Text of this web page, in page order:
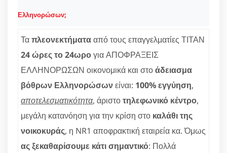
Ελληνορώσων;
Ταπλεονεκτήματααπό τους επαγγελματίες ΤΙΤΑΝ
24 ώρες το 24ωρογια ΑΠΟΦΡΑΞΕΙΣ
ΕΛΛΗΝΟΡΩΣΩΝ οικονομικά και στοάδειασμα
βόθρων Ελληνορώσωνείναι: 100% εγγύηση,
αποτελεσματικότητα, άριστοτηλεφωνικό κέντρο,
μεγάλη κατανόηση για την κρίση στο καλάθι της
νοικοκυράς, η NR1 αποφρακτική εταιρεία κα. Όμως
ας ξεκαθαρίσουμε κάτι σημαντικό: Πολλά